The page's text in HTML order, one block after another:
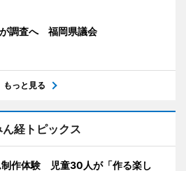
調査へ 福岡県議会
もっと見る
ん経トピックス
制作体験 児童30人が「作る楽し